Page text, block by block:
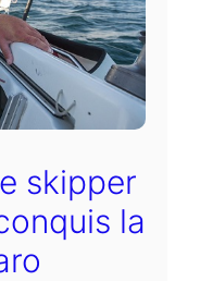
skipper
la